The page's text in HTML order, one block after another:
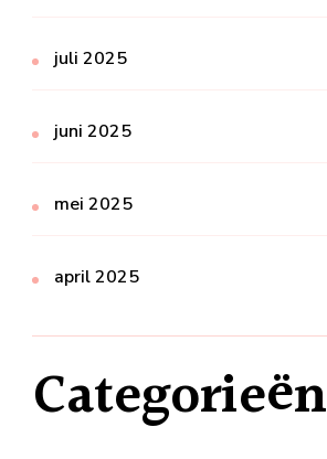
juli 2025
juni 2025
mei 2025
april 2025
Categorieën